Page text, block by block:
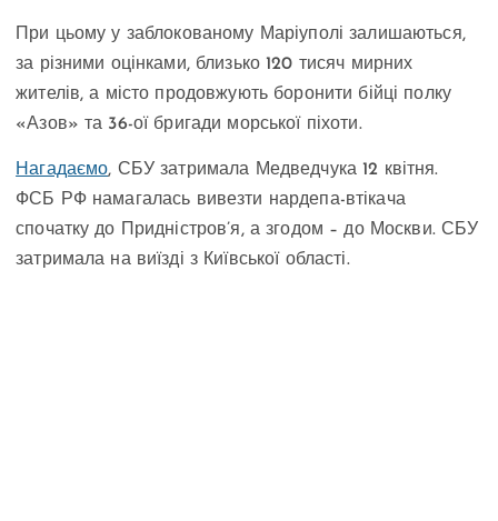
При цьому у заблокованому Маріуполі залишаються,
за різними оцінками, близько 120 тисяч мирних
жителів, а місто продовжують боронити бійці полку
«Азов» та 36-ої бригади морської піхоти.
Нагадаємо, СБУ затримала Медведчука 12 квітня.
ФСБ РФ намагалась вивезти нардепа-втікача
спочатку до Придністров’я, а згодом – до Москви. СБУ
затримала на виїзді з Київської області.